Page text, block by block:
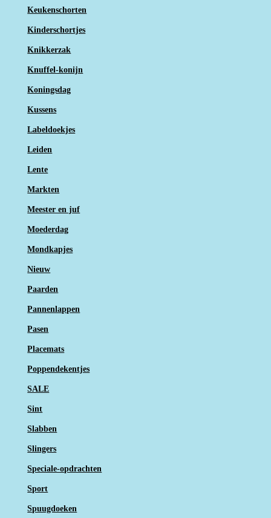
Keukenschorten
Kinderschortjes
Knikkerzak
Knuffel-konijn
Koningsdag
Kussens
Labeldoekjes
Leiden
Lente
Markten
Meester en juf
Moederdag
Mondkapjes
Nieuw
Paarden
Pannenlappen
Pasen
Placemats
Poppendekentjes
SALE
Sint
Slabben
Slingers
Speciale-opdrachten
Sport
Spuugdoeken